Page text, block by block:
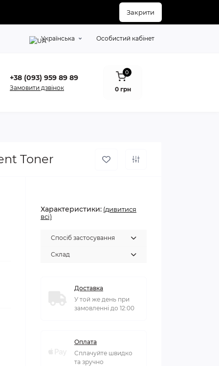
Закрити
Українська Особистий кабінет
+38 (093) 959 89 89
Замовити дзвінок
0
0 грн
Toner
Характеристики: (дивитися
всі)
Спосіб застосування
Склад
Доставка
У той же день при
замовленні до 12:00
Оплата
Сплачуйте швидко
та зручно